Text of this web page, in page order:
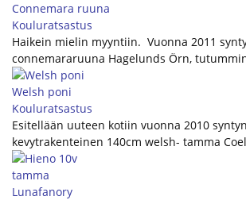
Connemara ruuna
Kouluratsastus
Haikein mielin myyntiin. Vuonna 2011
connemararuuna Hagelunds Örn,
Welsh poni
Kouluratsastus
Esitellään uuteen kotiin vuonna 2010
kevytrakenteinen 140cm welsh- tamma